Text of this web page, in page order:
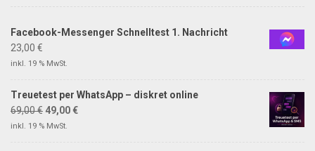
Facebook-Messenger Schnelltest 1. Nachricht
23,00 €
inkl. 19 % MwSt.
Treuetest per WhatsApp – diskret online
69,00€ 49,00 €
inkl. 19 % MwSt.